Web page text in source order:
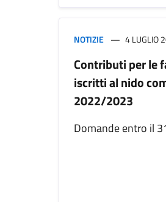
NOTIZIE 4 LUGLIO
Contributi per le
iscritti al nido
2022/2023
Domande entro il